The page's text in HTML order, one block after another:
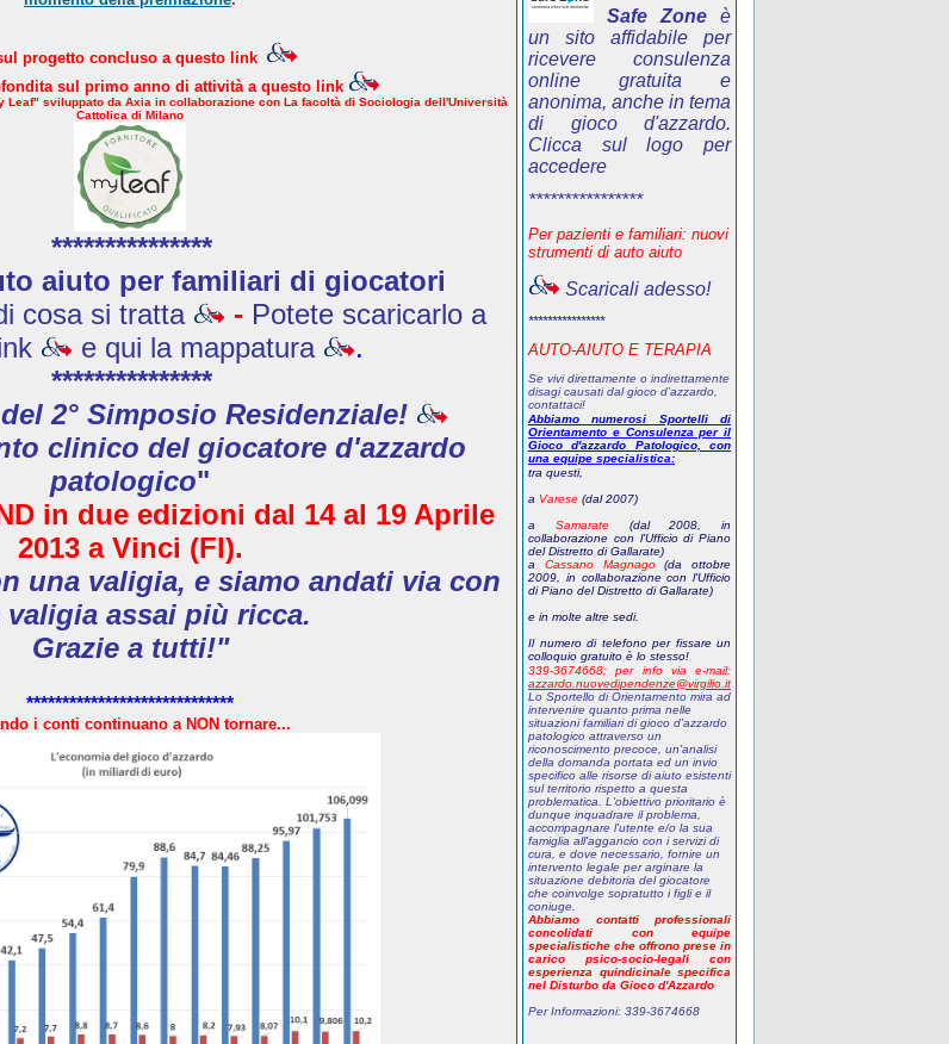
progetto concluso a questo link
sul primo anno di attività a questo link
Leaf" sviluppato da Axia in collaborazione con La facoltà di Sociologia dell'Università
Cattolica di Milano
***************
aiuto per familiari di giocatori
cosa si tratta - Potete scaricarlo a
e qui la mappatura
.
***************
2° Simposio Residenziale!
clinico del giocatore d'azzardo
patologico"
in due edizioni dal 14 al 19 Aprile
2013a Vinci (FI).
una valigia, e siamo andati via con
valigia assai più ricca.
Grazie a tutti!"
*****************************
i conti continuano a NON tornare...
Safe Zone è
un sito affidabile per
ricevere consulenza
online gratuita e
anonima, anche in tema
di gioco d'azzardo.
Clicca sul logo per
accedere
****************
Per pazienti e familiari: nuovi
strumenti di auto aiuto
Scaricali adesso!
****************
AUTO-AIUTO E TERAPIA
Se vivi direttamente o indirettamente
disagi causati dal gioco d’azzardo,
contattaci!
Abbiamo numerosi Sportelli di
Orientamento e Consulenza per il
Gioco d'azzardo Patologico, con
una equipe specialistica:
tra questi,
a Varese (dal 2007)
a Samarate (dal 2008, in
collaborazione con l'Ufficio di Piano
del Distretto di Gallarate)
a Cassano Magnago(da ottobre
2009, in collaborazione con l'Ufficio
di Piano del Distretto di Gallarate)
e in molte altre sedi.
Il numero di telefono per fissare un
colloquio gratuito è lo stesso!
339-3674668;
per info via e-mail:
azzardo.nuovedipendenze@virgilio.it
Lo Sportello di Orientamento mira ad
intervenire quanto prima nelle
situazioni familiari di gioco d'azzardo
patologico attraverso un
riconoscimento precoce, un'analisi
della domanda portata ed un invio
specifico alle risorse di aiuto esistenti
sul territorio rispetto a questa
problematica. L'obiettivo prioritario è
dunque inquadrare il problema,
accompagnare l'utente e/o la sua
famiglia all'aggancio con i servizi di
cura, e dove necessario, fornire un
intervento legale per arginare la
situazione debitoria del giocatore
che coinvolge sopratutto i figli e il
coniuge.
Abbiamo contatti professionali
concolidati con equipe
specialistiche che offrono prese in
carico psico-socio-legali con
esperienza quindicinale specifica
nel Disturbo da Gioco d'Azzardo
Per Informazioni: 339-3674668